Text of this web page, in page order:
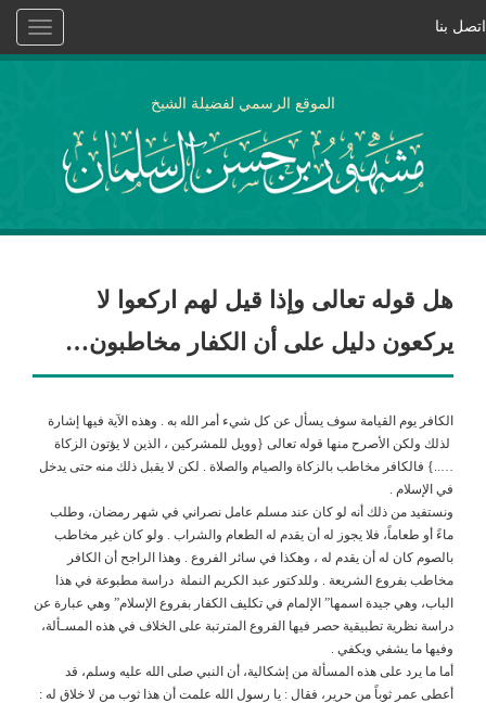
Toggle
اتصل بنا
الموقع الرسمي لفضيلة الشيخ
هل قوله تعالى وإذا قيل لهم اركعوا لا
يركعون دليل على أن الكفار مخاطبون…
الكافر يوم القيامة سوف يسأل عن كل شيء أمر الله به . وهذه الآية فيها إشارة
لذلك ولكن الأصرح منها قوله تعالى {وويل للمشركين ، الذين لا يؤتون الزكاة
…..} فالكافر مخاطب بالزكاة والصيام والصلاة . لكن لا يقبل ذلك منه حتى يدخل
في الإسلام .
ونستفيد من ذلك أنه لو كان عند مسلم عامل نصراني في شهر رمضان، وطلب
ماءً أو طعاماً، فلا يجوز له أن يقدم له الطعام والشراب . ولو كان غير مخاطب
بالصوم كان له أن يقدم له ، وهكذا في سائر الفروع . وهذا الراجح أن الكافر
مخاطب بفروع الشريعة . وللدكتور عبد الكريم النملة دراسة مطبوعة في هذا
الباب، وهي جيدة اسمها” الإلمام في تكليف الكفار بفروع الإسلام” وهي عبارة عن
دراسة نظرية تطبيقية حصر فيها الفروع المترتبة على الخلاف في هذه المسـألة،
وفيها ما يشفي ويكفي .
أما ما يرد على هذه المسألة من إشكالية، أن النبي صلى الله عليه وسلم، قد
أعطى عمر ثوباً من حرير، فقال : يا رسول الله علمت أن هذا ثوب من لا خلاق له :